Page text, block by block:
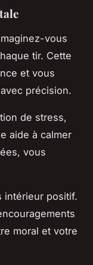
vous
tir. Cette
et vous
précision.
de stress,
aide à calmer
vous
intérieur positif.
moral et votre